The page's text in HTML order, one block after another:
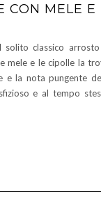
CON MELE E
classico
mele e le cipolle la
e la nota pungente
e al tempo